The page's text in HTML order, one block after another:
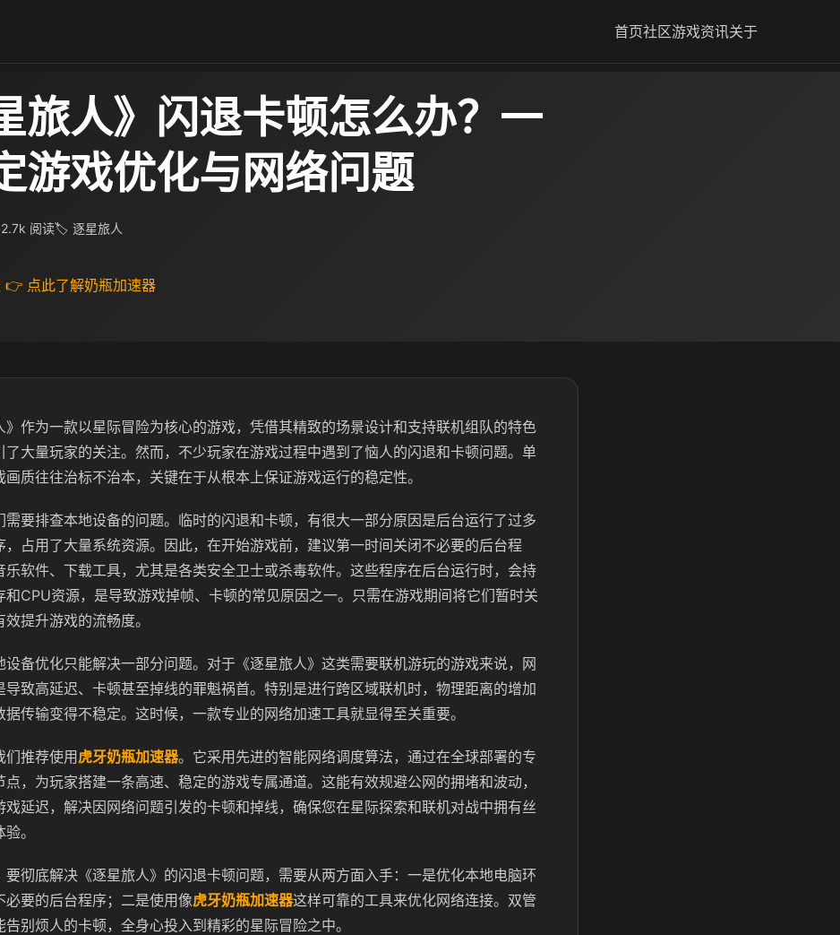
首页社区游戏资讯关于
旅人》闪退卡顿怎么办？一
游戏优化与网络问题
阅读🏷 逐星旅人
👉 点此了解奶瓶加速器
》作为一款以星际冒险为核心的游戏，凭借其精致的场景设计和支持联机组队的特色
了大量玩家的关注。然而，不少玩家在游戏过程中遇到了恼人的闪退和卡顿问题。单
画质往往治标不治本，关键在于从根本上保证游戏运行的稳定性。
需要排查本地设备的问题。临时的闪退和卡顿，有很大一部分原因是后台运行了过多
，占用了大量系统资源。因此，在开始游戏前，建议第一时间关闭不必要的后台程
乐软件、下载工具，尤其是各类安全卫士或杀毒软件。这些程序在后台运行时，会持
和CPU资源，是导致游戏掉帧、卡顿的常见原因之一。只需在游戏期间将它们暂时关
提升游戏的流畅度。
设备优化只能解决一部分问题。对于《逐星旅人》这类需要联机游玩的游戏来说，网
导致高延迟、卡顿甚至掉线的罪魁祸首。特别是进行跨区域联机时，物理距离的增加
据传输变得不稳定。这时候，一款专业的网络加速工具就显得至关重要。
们推荐使用 虎牙奶瓶加速器。它采用先进的智能网络调度算法，通过在全球部署的专
点，为玩家搭建一条高速、稳定的游戏专属通道。这能有效规避公网的拥堵和波动，
戏延迟，解决因网络问题引发的卡顿和掉线，确保您在星际探索和联机对战中拥有丝
。
要彻底解决《逐星旅人》的闪退卡顿问题，需要从两方面入手：一是优化本地电脑环
必要的后台程序；二是使用像虎牙奶瓶加速器这样可靠的工具来优化网络连接。双管
告别烦人的卡顿，全身心投入到精彩的星际冒险之中。